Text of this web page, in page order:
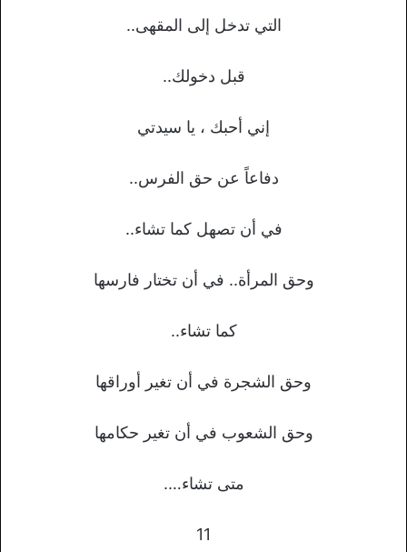
التي تدخل إلى المقهى..
قبل دخولك..
إني أحبك ، يا سيدتي
دفاعاً عن حق الفرس..
في أن تصهل كما تشاء..
وحق المرأة.. في أن تختار فارسها
كما تشاء..
وحق الشجرة في أن تغير أوراقها
وحق الشعوب في أن تغير حكامها
متى تشاء….
11